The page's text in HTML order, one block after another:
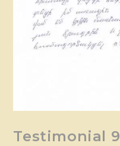
Testimonial 9